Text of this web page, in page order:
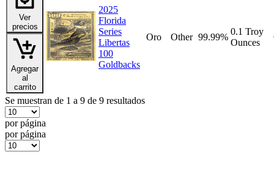
Ver
precios
Agregar
al
carrito
2025
Florida
Series
Libertas
100
Goldbacks
Oro Other 99.99%
0.1 Troy
Ounces
Se muestran de 1 a 9 de 9 resultados
por página
por página